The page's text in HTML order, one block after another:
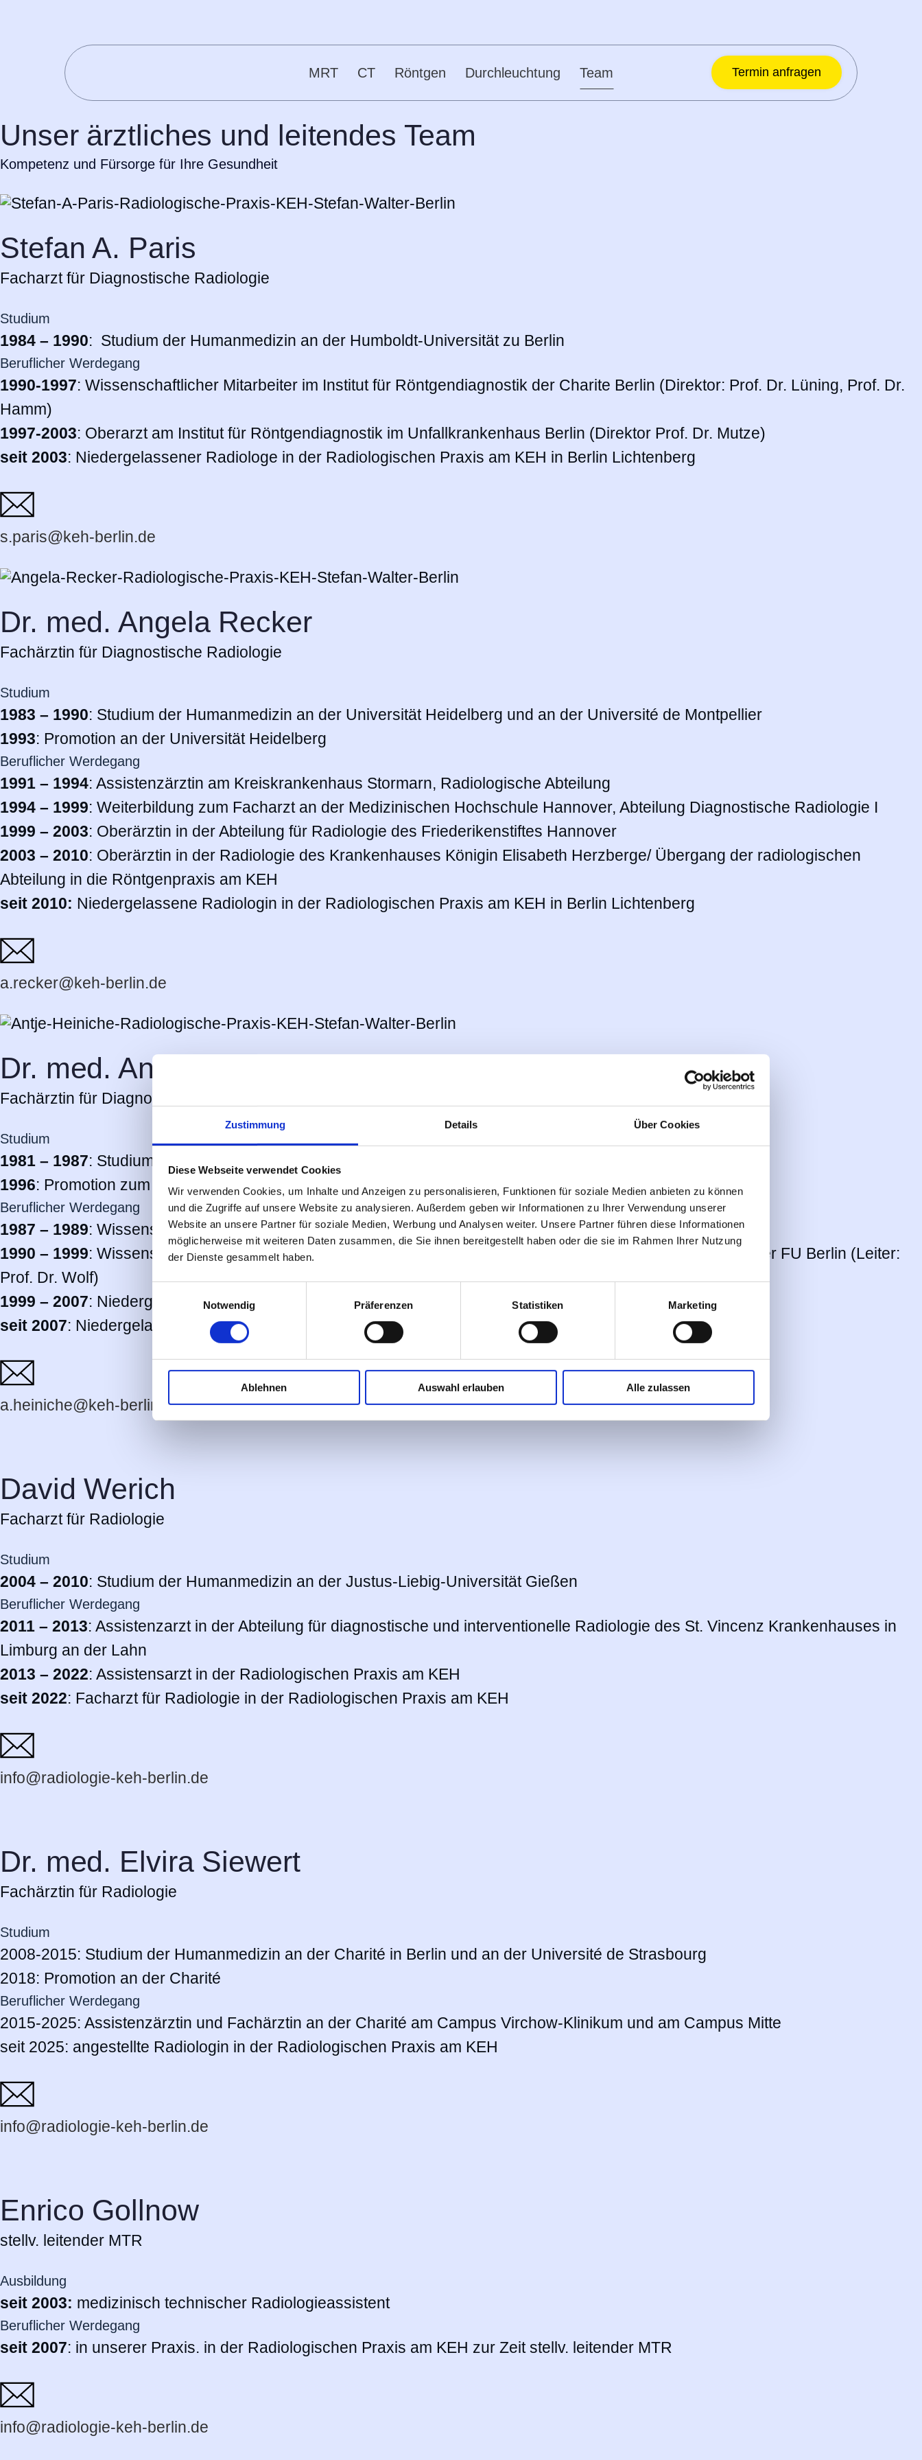
Zustimmung Details Über Cookies
Diese Webseite verwendet Cookies
Wir verwenden Cookies, um Inhalte und Anzeigen zu personalisieren, Funktionen für soziale Medien anbieten zu können
und die Zugriffe auf unsere Website zu analysieren. Außerdem geben wir Informationen zu Ihrer Verwendung unserer
Website an unsere Partner für soziale Medien, Werbung und Analysen weiter. Unsere Partner führen diese Informationen
möglicherweise mit weiteren Daten zusammen, die Sie ihnen bereitgestellt haben oder die sie im Rahmen Ihrer Nutzung
der Dienste gesammelt haben.
Notwendig
Präferenzen Statistiken Marketing
Ablehnen Auswahl erlauben Alle zulassen
Termin anfragen
MRT CT Röntgen Durchleuchtung Team
Unser ärztliches und leitendes Team
Kompetenz und Fürsorge für Ihre Gesundheit
Stefan A. Paris
Facharzt für Diagnostische Radiologie
Studium
1984 – 1990: Studium der Humanmedizin an der Humboldt-Universität zu Berlin
Beruflicher Werdegang
1990-1997: Wissenschaftlicher Mitarbeiter im Institut für Röntgendiagnostik der Charite Berlin (Direktor: Prof. Dr. Lüning, Prof. Dr.
Hamm)
1997-2003: Oberarzt am Institut für Röntgendiagnostik im Unfallkrankenhaus Berlin (Direktor Prof. Dr. Mutze)
seit 2003: Niedergelassener Radiologe in der Radiologischen Praxis am KEH in Berlin Lichtenberg
s.paris@keh-berlin.de
Dr. med. Angela Recker
Fachärztin für Diagnostische Radiologie
Studium
1983 – 1990: Studium der Humanmedizin an der Universität Heidelberg und an der Université de Montpellier
1993: Promotion an der Universität Heidelberg
Beruflicher Werdegang
1991 – 1994: Assistenzärztin am Kreiskrankenhaus Stormarn, Radiologische Abteilung
1994 – 1999: Weiterbildung zum Facharzt an der Medizinischen Hochschule Hannover, Abteilung Diagnostische Radiologie I
1999 – 2003: Oberärztin in der Abteilung für Radiologie des Friederikenstiftes Hannover
2003 – 2010: Oberärztin in der Radiologie des Krankenhauses Königin Elisabeth Herzberge/ Übergang der radiologischen
Abteilung in die Röntgenpraxis am KEH
seit 2010: Niedergelassene Radiologin in der Radiologischen Praxis am KEH in Berlin Lichtenberg
a.recker@keh-berlin.de
Dr. med. Antje Heiniche
Fachärztin für Diagnostische Radiologie
Studium
1981 – 1987: Studium der Humanmedizin an der Humboldt-Universität zu Berlin
1996: Promotion zum Dr. med. an der Freien Universität zu Berlin
Beruflicher Werdegang
1987 – 1989: Wissenschaftliche Mitarbeiterin in der Onkologischen Klinik der Charité Berlin
1990 – 1999: Wissenschaftliche Mitarbeiterin in der Radiologischen Klinik des Klinikums Benjamin Franklin der FU Berlin (Leiter:
Prof. Dr. Wolf)
1999 – 2007: Niedergelassene Radiologin in Berlin Charlottenburg
seit 2007: Niedergelassene Radiologin der Radiologischen Praxis am KEH in Berlin Lichtenberg
a.heiniche@keh-berlin.de
David Werich
Facharzt für Radiologie
Studium
2004 – 2010: Studium der Humanmedizin an der Justus-Liebig-Universität Gießen
Beruflicher Werdegang
2011 – 2013: Assistenzarzt in der Abteilung für diagnostische und interventionelle Radiologie des St. Vincenz Krankenhauses in
Limburg an der Lahn
2013 – 2022: Assistensarzt in der Radiologischen Praxis am KEH
seit 2022: Facharzt für Radiologie in der Radiologischen Praxis am KEH
info@radiologie-keh-berlin.de
Dr. med. Elvira Siewert
Fachärztin für Radiologie
Studium
2008-2015: Studium der Humanmedizin an der Charité in Berlin und an der Université de Strasbourg
2018: Promotion an der Charité
Beruflicher Werdegang
2015-2025: Assistenzärztin und Fachärztin an der Charité am Campus Virchow-Klinikum und am Campus Mitte
seit 2025: angestellte Radiologin in der Radiologischen Praxis am KEH
info@radiologie-keh-berlin.de
Enrico Gollnow
stellv. leitender MTR
Ausbildung
seit 2003: medizinisch technischer Radiologieassistent
Beruflicher Werdegang
seit 2007: in unserer Praxis. in der Radiologischen Praxis am KEH zur Zeit stellv. leitender MTR
info@radiologie-keh-berlin.de
Moderne Bildgebung
Radiologische Praxis am
KARRIERE Kontakt